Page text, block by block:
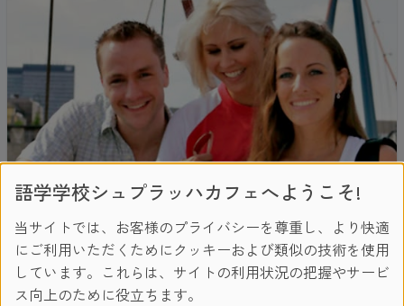
語学学校シュプラッハカフェへようこそ!
当サイトでは、お客様のプライバシーを尊重し、より快適
にご利用いただくためにクッキーおよび類似の技術を使用
しています。これらは、サイトの利用状況の把握やサービ
ス向上のために役立ちます。